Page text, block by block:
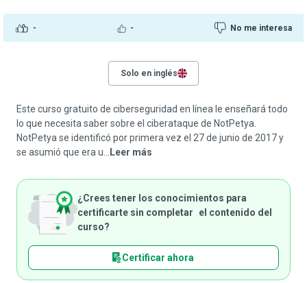
- - No me interesa
Solo en inglés
Este curso gratuito de ciberseguridad en línea le enseñará todo
lo que necesita saber sobre el ciberataque de NotPetya.
NotPetya se identificó por primera vez el 27 de junio de 2017 y
se asumió que era u...
Leer más
¿Crees tener los conocimientos para
certificarte sin completar el contenido del
curso?
Certificar ahora